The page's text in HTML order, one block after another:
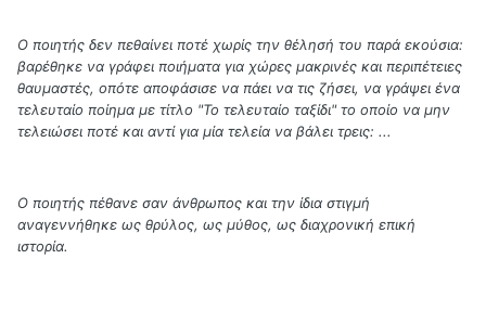
Ο ποιητής δεν πεθαίνει ποτέ χωρίς την θέλησή του παρά εκούσια:
βαρέθηκε να γράφει ποιήματα για χώρες μακρινές και περιπέτειες
θαυμαστές, οπότε αποφάσισε να πάει να τις ζήσει, να γράψει ένα
τελευταίο ποίημα με τίτλο "Το τελευταίο ταξίδι" το οποίο να μην
τελειώσει ποτέ και αντί για μία τελεία να βάλει τρεις: ...
Ο ποιητής πέθανε σαν άνθρωπος και την ίδια στιγμή
αναγεννήθηκε ως θρύλος, ως μύθος, ως διαχρονική επική
ιστορία.